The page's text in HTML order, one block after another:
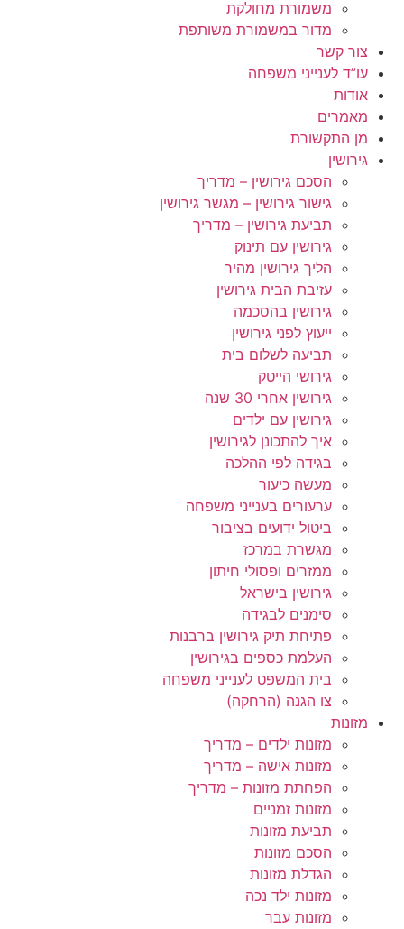
משמורת מחולקת
מדור במשמורת משותפת
צור קשר
עו”ד לענייני משפחה
אודות
מאמרים
מן התקשורת
גירושין
הסכם גירושין – מדריך
גישור גירושין – מגשר גירושין
תביעת גירושין – מדריך
גירושין עם תינוק
הליך גירושין מהיר
עזיבת הבית גירושין
גירושין בהסכמה
ייעוץ לפני גירושין
תביעה לשלום בית
גירושי הייטק
גירושין אחרי 30 שנה
גירושין עם ילדים
איך להתכונן לגירושין
בגידה לפי ההלכה
מעשה כיעור
ערעורים בענייני משפחה
ביטול ידועים בציבור
מגשרת במרכז
ממזרים ופסולי חיתון
גירושין בישראל
סימנים לבגידה
פתיחת תיק גירושין ברבנות
העלמת כספים בגירושין
בית המשפט לענייני משפחה
צו הגנה (הרחקה)
מזונות
מזונות ילדים – מדריך
מזונות אישה – מדריך
הפחתת מזונות – מדריך
מזונות זמניים
תביעת מזונות
הסכם מזונות
הגדלת מזונות
מזונות ילד נכה
מזונות עבר